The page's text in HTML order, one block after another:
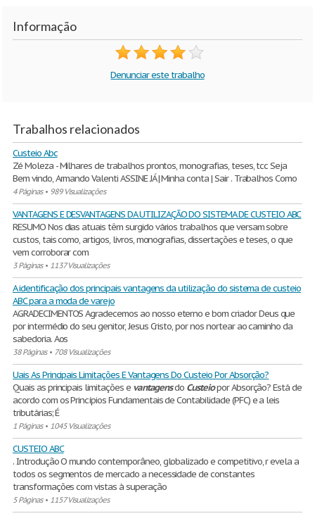
Informação
Denunciar este trabalho
Trabalhos relacionados
Custeio Abc
Zé Moleza - Milhares de trabalhos prontos, monografias, teses, tcc Seja
Bem vindo, Armando Valenti ASSINE JÁ | Minha conta | Sair . Trabalhos Como
4 Páginas• 989 Visualizações
VANTAGENS E DESVANTAGENS DA UTILIZAÇÃO DO SISTEMA DE CUSTEIO ABC
RESUMO Nos dias atuais têm surgido vários trabalhos que versam sobre
custos, tais como, artigos, livros, monografias, dissertações e teses, o que
vem corroborar com
3 Páginas• 1137 Visualizações
A identificação dos principais vantagens da utilização do sistema de custeio
ABC para a moda de varejo
AGRADECIMENTOS Agradecemos ao nosso eterno e bom criador Deus que
por intermédio do seu genitor, Jesus Cristo, por nos nortear ao caminho da
sabedoria. Aos
38 Páginas• 708 Visualizações
Uais As Principais Limitações E Vantagens Do Custeio Por Absorção?
Quais as principais limitações e vantagensdo Custeiopor Absorção? Está de
acordo com os Princípios Fundamentais de Contabilidade (PFC) e a leis
tributárias; É
1 Páginas• 1045 Visualizações
CUSTEIO ABC
. Introdução O mundo contemporâneo, globalizado e competitivo, r evela a
todos os segmentos de mercado a necessidade de constantes
transformações com vistas à superação
5 Páginas• 1157 Visualizações